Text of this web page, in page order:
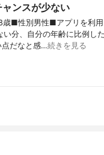
ンスが少ない
■性別男性■アプリを利用
分、自分の年齢に比例し
点だなと感…続きを見る